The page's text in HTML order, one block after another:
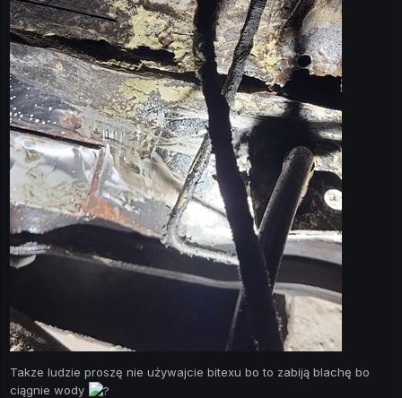
Takze ludzie proszę nie używajcie bitexu bo to zabiją blachę bo
ciągnie wody